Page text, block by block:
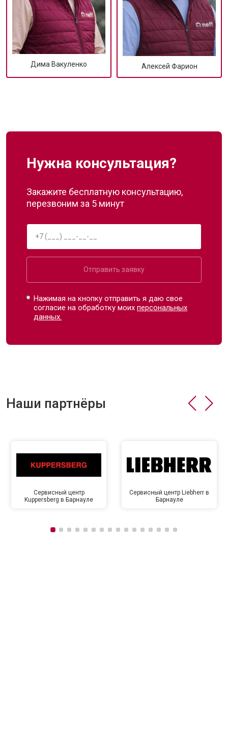
Дима Вакуленко Алексей Фарион
Нужна консультация?
Закажите бесплатную консультацию,
перезвоним за 5 минут
Отправить заявку
Нажимая на кнопку отправить я даю свое
согласие на обработку моихперсональных
данных.
Наши партнёры
Сервисный центр
Kuppersberg в Барнауле
Сервисный центр Liebherr в
Барнауле